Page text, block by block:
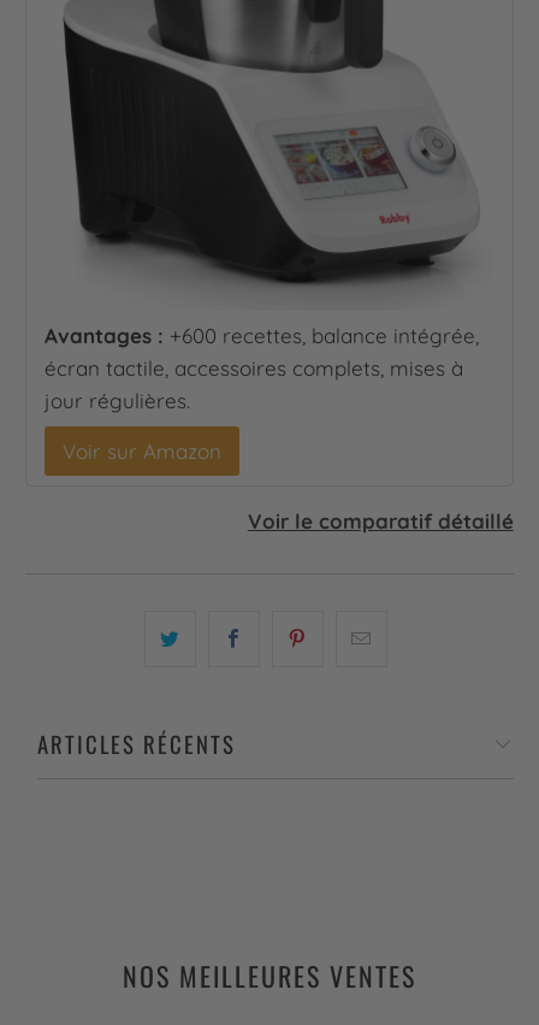
Avantages : +600 recettes, balance intégrée,
écran tactile, accessoires complets, mises à
jour régulières.
Voir sur Amazon
Voir le comparatif détaillé
ARTICLES RÉCENTS
NOS MEILLEURES VENTES